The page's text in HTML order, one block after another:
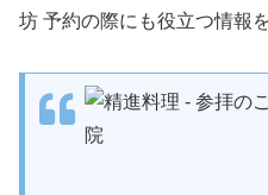
坊 予約の際にも役立つ情報